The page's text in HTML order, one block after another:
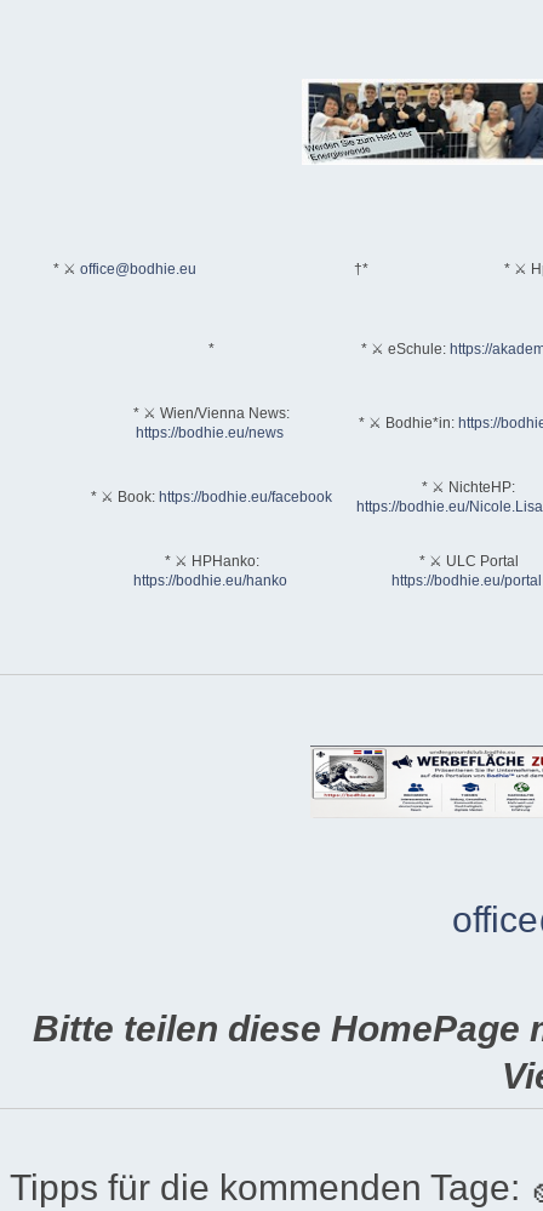
* ⚔ office@bodhie.eu †* * ⚔
* * ⚔ eSchule: https://
* ⚔ Wien/Vienna News:
https://bodhie.eu/news
* ⚔ Bodhie*in: https://
* ⚔ Book: https://bodhie.eu/facebook
* ⚔ NichteHP:
https://bodhie.eu/
* ⚔ HPHanko:
https://bodhie.eu/hanko
* ⚔ ULC Portal
https://bodhie.eu/portal
Bitte teilen diese HomePage
Tipps für die kommenden